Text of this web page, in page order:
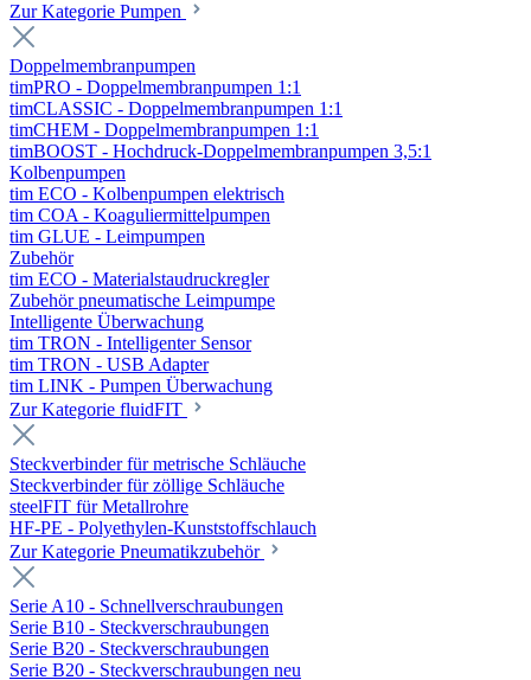
Zur Kategorie Pumpen
Doppelmembranpumpen
timPRO - Doppelmembranpumpen 1:1
timCLASSIC - Doppelmembranpumpen 1:1
timCHEM - Doppelmembranpumpen 1:1
timBOOST - Hochdruck-Doppelmembranpumpen 3,5:1
Kolbenpumpen
tim ECO - Kolbenpumpen elektrisch
tim COA - Koaguliermittelpumpen
tim GLUE - Leimpumpen
Zubehör
tim ECO - Materialstaudruckregler
Zubehör pneumatische Leimpumpe
Intelligente Überwachung
tim TRON - Intelligenter Sensor
tim TRON - USB Adapter
tim LINK - Pumpen Überwachung
Zur Kategorie fluidFIT
Steckverbinder für metrische Schläuche
Steckverbinder für zöllige Schläuche
steelFIT für Metallrohre
HF-PE - Polyethylen-Kunststoffschlauch
Zur Kategorie Pneumatikzubehör
Serie A10 - Schnellverschraubungen
Serie B10 - Steckverschraubungen
Serie B20 - Steckverschraubungen
Serie B20 - Steckverschraubungen neu